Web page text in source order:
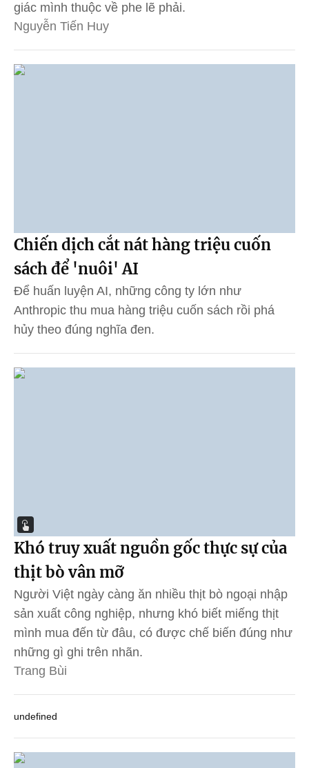
giác mình thuộc về phe lẽ phải.
Nguyễn Tiến Huy
Chiến dịch cắt nát hàng triệu cuốn
sách để 'nuôi' AI
Để huấn luyện AI, những công ty lớn như
Anthropic thu mua hàng triệu cuốn sách rồi phá
hủy theo đúng nghĩa đen.
Khó truy xuất nguồn gốc thực sự của
thịt bò vân mỡ
Người Việt ngày càng ăn nhiều thịt bò ngoại nhập
sản xuất công nghiệp, nhưng khó biết miếng thịt
mình mua đến từ đâu, có được chế biến đúng như
những gì ghi trên nhãn.
Trang Bùi
undefined